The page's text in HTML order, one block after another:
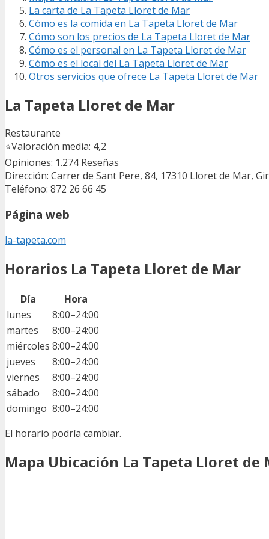
La carta de La Tapeta Lloret de Mar
Cómo es la comida en La Tapeta Lloret de Mar
Cómo son los precios de La Tapeta Lloret de Mar
Cómo es el personal en La Tapeta Lloret de Mar
Cómo es el local del La Tapeta Lloret de Mar
Otros servicios que ofrece La Tapeta Lloret de Mar
La Tapeta Lloret de Mar
Restaurante
⭐Valoración media: 4,2
Opiniones: 1.274Reseñas
Dirección: Carrer de Sant Pere, 84, 17310 Lloret de Mar,
Teléfono: 872 26 66 45
Página web
la-tapeta.com
Horarios La Tapeta Lloret de Mar
Día
Hora
lunes
8:00–24:00
martes
8:00–24:00
miércoles 8:00–24:00
jueves
8:00–24:00
viernes
8:00–24:00
sábado
8:00–24:00
domingo 8:00–24:00
El horario podría cambiar.
Mapa Ubicación La Tapeta Lloret de